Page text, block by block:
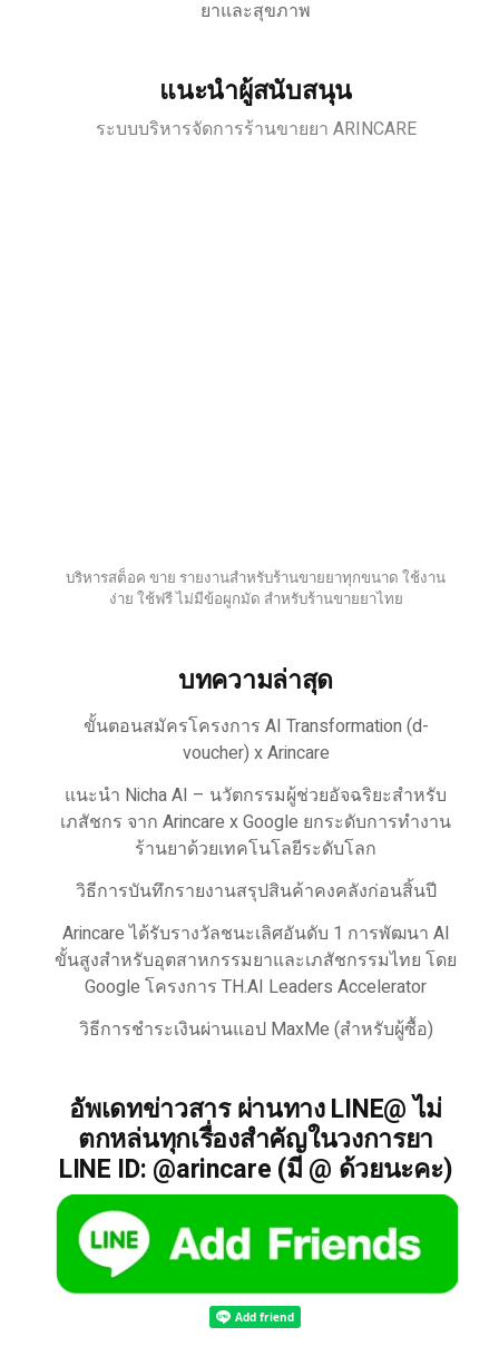
ยาและสุขภาพ
แนะนำผู้สนับสนุน
ระบบบริหารจัดการร้านขายยา ARINCARE
บริหารสต็อค ขาย รายงานสำหรับร้านขายยาทุกขนาด ใช้งาน
ง่าย ใช้ฟรี ไม่มีข้อผูกมัด สำหรับร้านขายยาไทย
บทความล่าสุด
ขั้นตอนสมัครโครงการ AI Transformation (d-
voucher) x Arincare
แนะนำ Nicha AI – นวัตกรรมผู้ช่วยอัจฉริยะสำหรับ
เภสัชกร จาก Arincare x Google ยกระดับการทำงาน
ร้านยาด้วยเทคโนโลยีระดับโลก
วิธีการบันทึกรายงานสรุปสินค้าคงคลังก่อนสิ้นปี
Arincare ได้รับรางวัลชนะเลิศอันดับ 1 การพัฒนา AI
ขั้นสูงสำหรับอุตสาหกรรมยาและเภสัชกรรมไทย โดย
Google โครงการ TH.AI Leaders Accelerator
วิธีการชำระเงินผ่านแอป MaxMe (สำหรับผู้ซื้อ)
อัพเดทข่าวสาร ผ่านทาง LINE@ ไม่
ตกหล่นทุกเรื่องสำคัญในวงการยา
LINE ID: @arincare (มี @ ด้วยนะคะ)